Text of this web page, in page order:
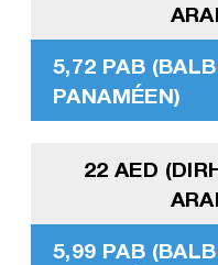
5,72 PAB
PANAMÉEN)
22 AED
5,99 PAB